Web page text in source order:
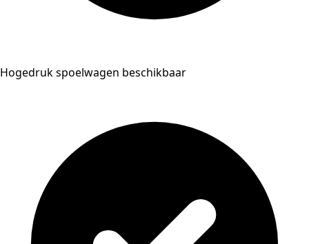
Hogedruk spoelwagen beschikbaar